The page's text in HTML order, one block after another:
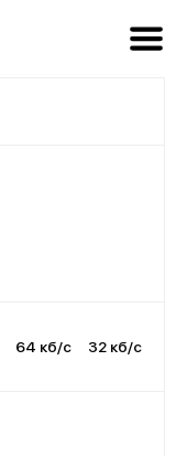
64 кб/с 32 кб/с